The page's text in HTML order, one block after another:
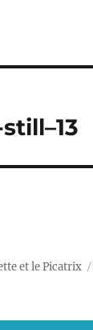
et le Picatrix